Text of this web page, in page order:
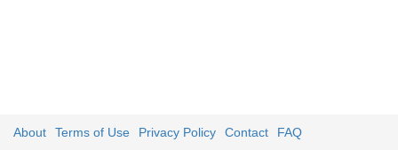
About Terms of Use Privacy Policy Contact FAQ